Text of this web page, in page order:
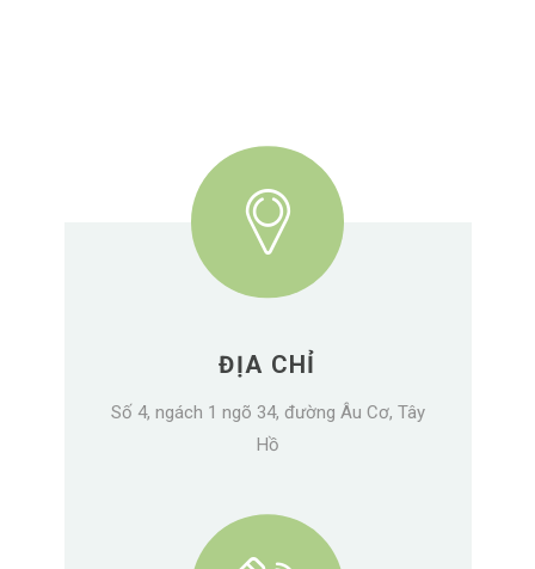
ĐỊA CHỈ
Số 4, ngách 1 ngõ 34, đường Âu Cơ, Tây
Hồ